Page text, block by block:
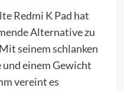
Redmi K Pad hat
Alternative zu
seinem schlanken
einem Gewicht
vereint es